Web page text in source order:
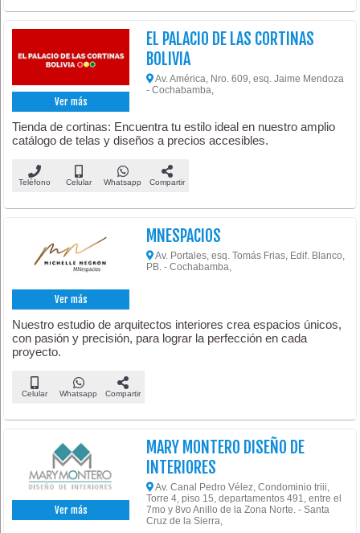
Ver más
EL PALACIO DE LAS CORTINAS
BOLIVIA
Av. América, Nro. 609, esq. Jaime Mendoza
- Cochabamba,
Tienda de cortinas: Encuentra tu estilo ideal en nuestro amplio
catálogo de telas y diseños a precios accesibles.
Teléfono Celular Whatsapp Compartir
Ver más
MNESPACIOS
Av. Portales, esq. Tomás Frias, Edif. Blanco,
PB. - Cochabamba,
Nuestro estudio de arquitectos interiores crea espacios únicos,
con pasión y precisión, para lograr la perfección en cada
proyecto.
Celular Whatsapp Compartir
Ver más
MARY MONTERO DISEÑO DE
INTERIORES
Av. Canal Pedro Vélez, Condominio triii,
Torre 4, piso 15, departamentos 491, entre el
7mo y 8vo Anillo de la Zona Norte. - Santa
Cruz de la Sierra,